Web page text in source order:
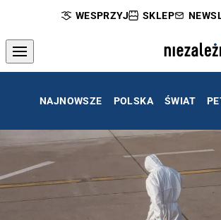
WESPRZYJ SKLEP
NAJNOWSZE POLSKA ŚWIAT